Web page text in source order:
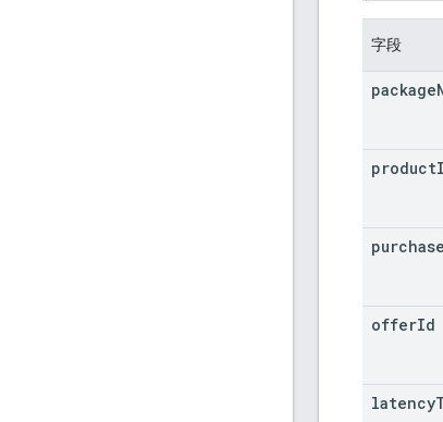
字段
package
product
purchase
offerId
latency